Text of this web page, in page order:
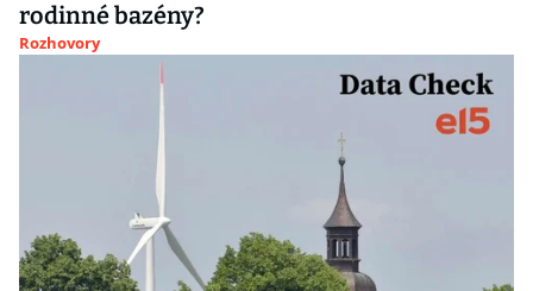
rodinné bazény?
Rozhovory